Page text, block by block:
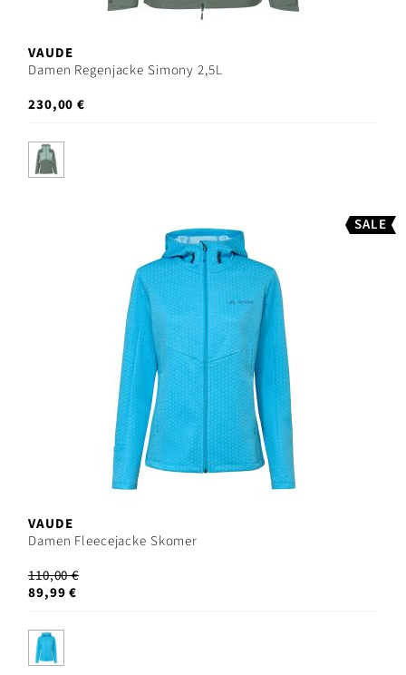
VAUDE
Damen Regenjacke Simony 2,5L
230,00 €
SALE
VAUDE
Damen Fleecejacke Skomer
110,00 €
89,99 €